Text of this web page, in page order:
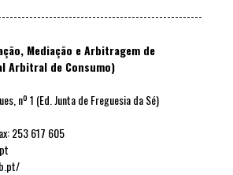
Mediação e Arbitragem de
Arbitral de Consumo)
nº 1 (Ed. Junta de Freguesia da Sé)
253 617 605